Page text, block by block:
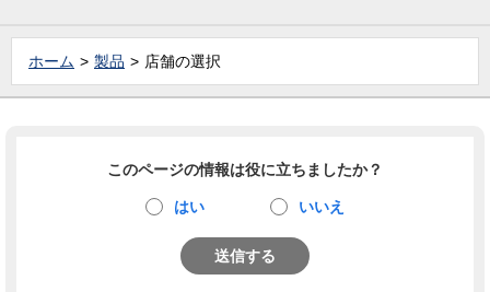
ホーム 製品 店舗の選択
このページの情報は役に立ちましたか？
はい いいえ
送信する